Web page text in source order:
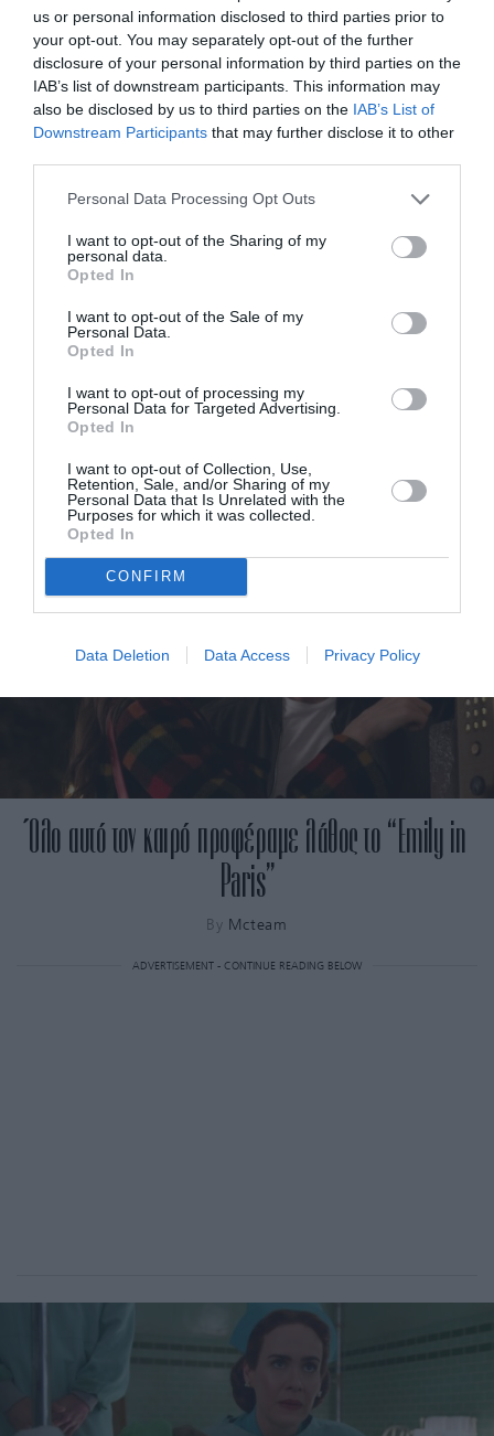
us or personal information disclosed to third parties prior to
your opt-out. You may separately opt-out of the further
disclosure of your personal information by third parties on the
IAB’s list of downstream participants. This information may
also be disclosed by us to third parties on the IAB’s List of
Downstream Participants that may further disclose it to other
Personal Data Processing Opt Outs
I want to opt-out of the Sharing of my
personal data.
Opted In
I want to opt-out of the Sale of my
Personal Data.
Opted In
I want to opt-out of processing my
Personal Data for Targeted Advertising.
Opted In
I want to opt-out of Collection, Use,
Retention, Sale, and/or Sharing of my
Personal Data that Is Unrelated with the
Purposes for which it was collected.
Opted In
CONFIRM
Data Deletion Data Access Privacy Policy
Η λίστα με τις μεγαλύτερες σε
θεαματικότητα original σειρές
του Netflix
Όλο αυτό τον καιρό προφέραμε λάθος το “Emily in
Paris”
By Mcteam
ADVERTISEMENT - CONTINUE READING BELOW